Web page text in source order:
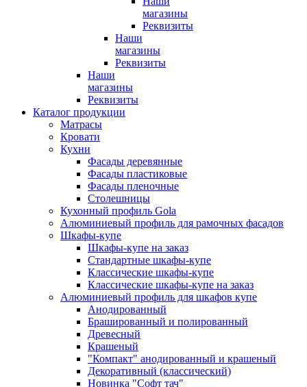
магазины
Реквизиты
Наши
магазины
Реквизиты
Наши
магазины
Реквизиты
Каталог продукции
Матрасы
Кровати
Кухни
Фасады деревянные
Фасады пластиковые
Фасады пленочные
Столешницы
Кухонный профиль Gola
Алюминиевый профиль для рамочных фасадов
Шкафы-купе
Шкафы-купе на заказ
Стандартные шкафы-купе
Классические шкафы-купе
Классические шкафы-купе на заказ
Алюминиевый профиль для шкафов купе
Анодированный
Брашированный и полированный
Древесный
Крашеный
"Компакт" анодированный и крашеный
Декоративный (классический)
Новинка "Софт тач"